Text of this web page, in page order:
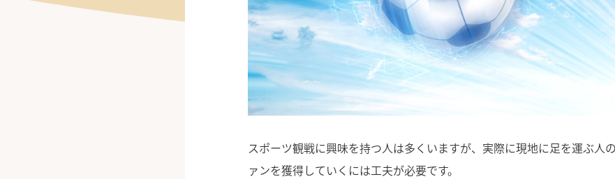
スポーツ観戦に興味を持つ人は多くいますが、実際に現地に足を運ぶ人
ァンを獲得していくには工夫が必要です。